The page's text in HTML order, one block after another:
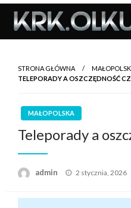
Skip
content
STRONA GŁÓWNA
TELEPORADY A OSZCZĘDNOŚĆ
MAŁOPOLSKA
Teleporady a
admin
Opublikowane
2 stycznia, 2026